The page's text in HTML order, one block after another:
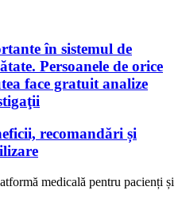
în sistemul de
Persoanele de orice
face gratuit analize
recomandări și
medicală pentru pacienți și